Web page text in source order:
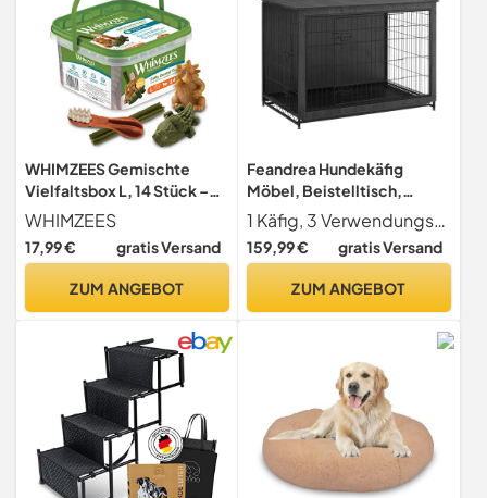
WHIMZEES Gemischte
Vielfaltsbox L, 14 Stück –
Zahnpflege, Größe L
WHIMZEES
17,99 € gratis Versand
ZUM ANGEBOT
Feandrea Hundekäfig
Möbel, Beistelltisch,
Hundebox, Moderne
Hundehütte Indoor für
Hunde bis zu 36 kg,
für Zuhause,
1 Käfig, 3 Verwendungsmöglichkeiten Bietet Ihrem Hund einen sicheren Unterschlupf, dient als Beistelltisch oder Nachttisch, passt perfekt zu Ihrem Einrichtungsstil und wertet Ihr Zuhause auf der Hundekäfig erfüllt unterschiedliche Bedürfnisse
159,99 € gratis Versand
ZUM ANGEBOT